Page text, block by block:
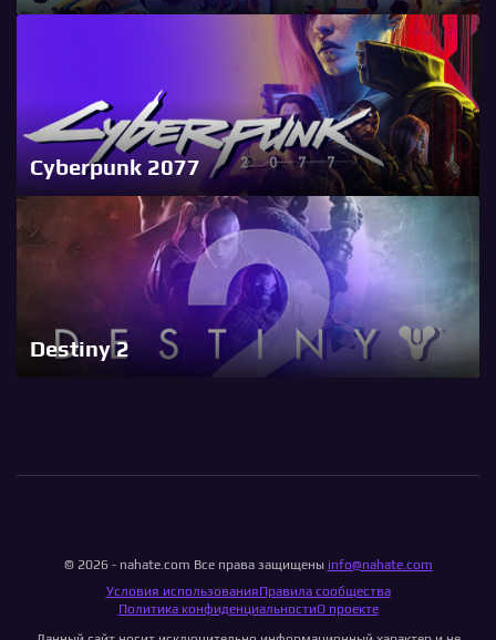
Cyberpunk 2077
Destiny 2
© 2026 - nahate.com Все права защищены info@nahate.com
Условия использованияПравила сообщества
Политика конфиденциальностиО проекте